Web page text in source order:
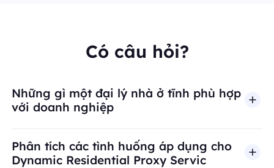
Có câu hỏi?
Những gì một đại lý nhà ở tĩnh phù hợp
với doanh nghiệp
Phân tích các tình huống áp dụng cho
Dynamic Residential Proxy Servic